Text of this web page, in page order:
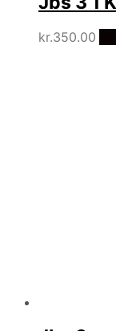
kr.350.00